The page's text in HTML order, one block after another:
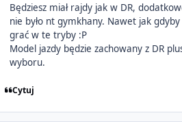
Będziesz miał rajdy jak w DR,
nie było nt gymkhany. Nawet jak
grać w te tryby :P
Model jazdy będzie zachowany z DR
wyboru.
Cytuj